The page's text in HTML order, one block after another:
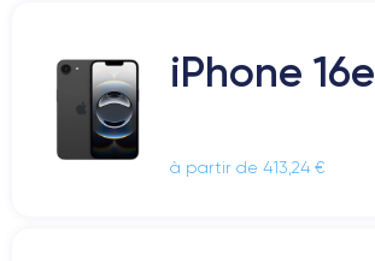
iPhone 16e
à partir de 413,24 €